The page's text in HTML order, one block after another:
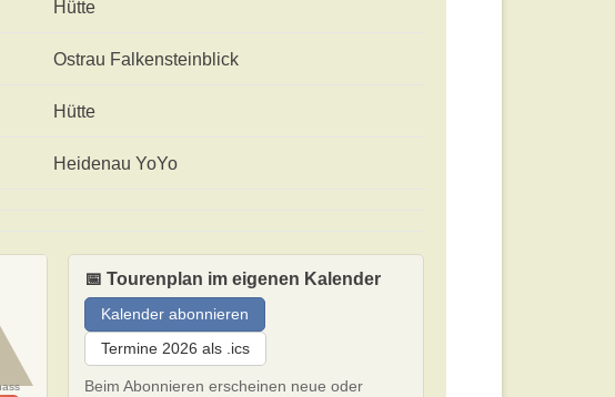
Hütte
Ostrau Falkensteinblick
Hütte
Heidenau YoYo
📅 Tourenplan im eigenen Kalender
Kalender abonnieren
Termine 2026 als .ics
Beim Abonnieren erscheinen neue oder